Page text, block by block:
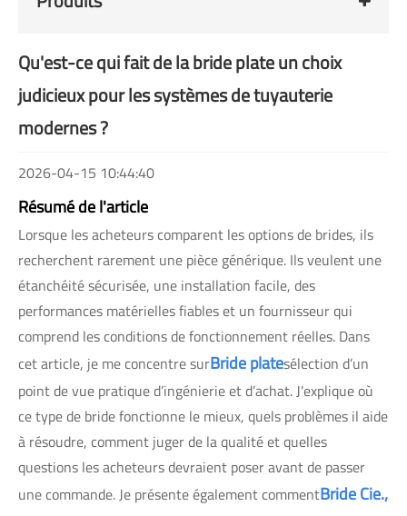
Qu'est-ce qui fait de la bride plate un choix
judicieux pour les systèmes de tuyauterie
modernes ?
2026-04-15 10:44:40
Résumé de l'article
Lorsque les acheteurs comparent les options de brides, ils
recherchent rarement une pièce générique. Ils veulent une
étanchéité sécurisée, une installation facile, des
performances matérielles fiables et un fournisseur qui
comprend les conditions de fonctionnement réelles. Dans
cet article, je me concentre surBride platesélection d’un
point de vue pratique d’ingénierie et d’achat. J'explique où
ce type de bride fonctionne le mieux, quels problèmes il aide
à résoudre, comment juger de la qualité et quelles
questions les acheteurs devraient poser avant de passer
une commande. Je présente également commentBride Cie.,